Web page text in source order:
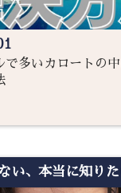
で多いカロートの
い、本当に知り